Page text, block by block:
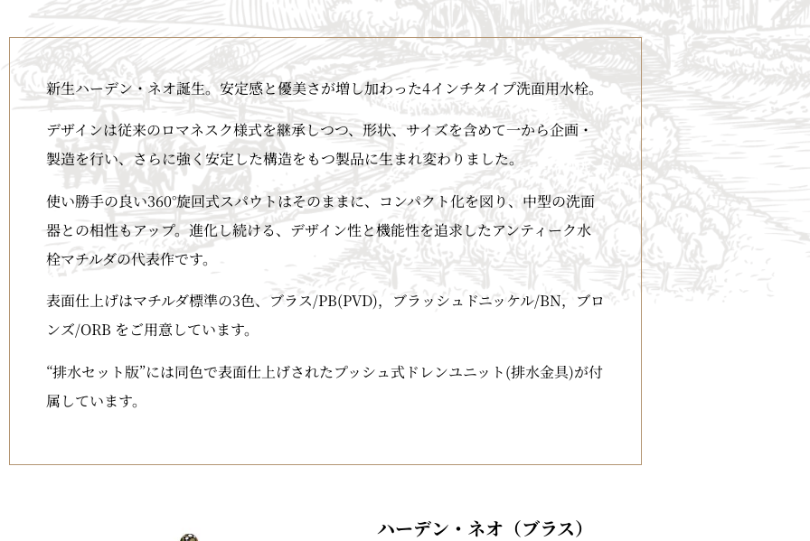
新生ハーデン・ネオ誕生。安定感と優美さが増し加わった4インチタイプ洗面用水栓。
デザインは従来のロマネスク様式を継承しつつ、形状、サイズを含めて一から企画・
製造を行い、さらに強く安定した構造をもつ製品に生まれ変わりました。
使い勝手の良い360°旋回式スパウトはそのままに、コンパクト化を図り、中型の洗面
器との相性もアップ。進化し続ける、デザイン性と機能性を追求したアンティーク水
栓マチルダの代表作です。
表面仕上げはマチルダ標準の3色、ブラス/PB(PVD)，ブラッシュドニッケル/BN，ブロ
ンズ/ORB をご用意しています。
“排水セット版”には同色で表面仕上げされたプッシュ式ドレンユニット(排水金具)が付
属しています。
ハーデン・ネオ（ブラス）